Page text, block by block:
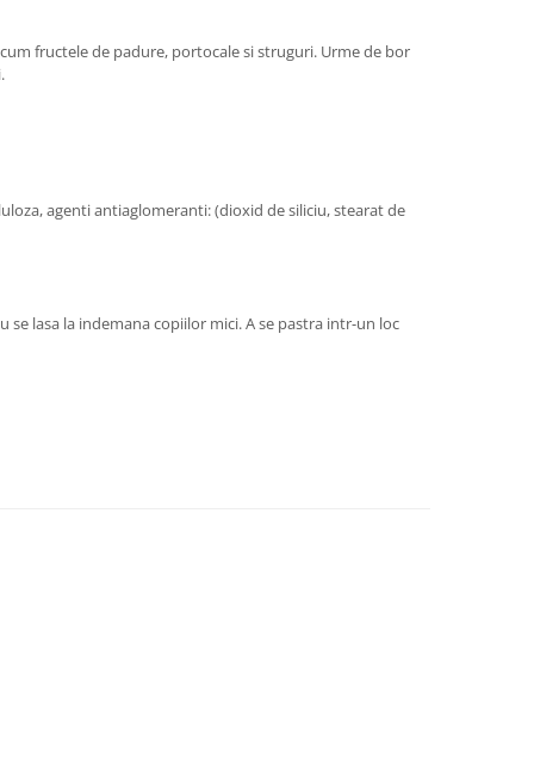
fructele de padure, portocale si struguri. Urme de bor
agenti antiaglomeranti: (dioxid de siliciu, stearat de
lasa la indemana copiilor mici. A se pastra intr-un loc